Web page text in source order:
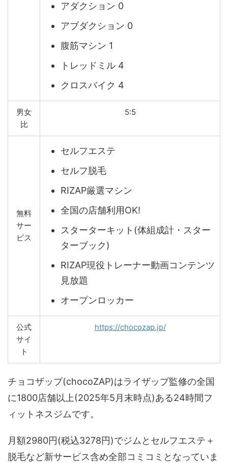
アダクション 0
アブダクション 0
腹筋マシン 1
トレッドミル 4
クロスバイク 4
男女
比
5:5
無料
サー
ビス
セルフエステ
セルフ脱毛
RIZAP厳選マシン
全国の店舗利用OK!
スターターキット(体組成計・スター
ターブック)
RIZAP現役トレーナー動画コンテンツ
見放題
オープンロッカー
公式
サイ
ト
https://chocozap.jp/
チョコザップ(chocoZAP)はライザップ監修の全国
に1800店舗以上(2025年5月末時点)ある24時間フ
ィットネスジムです。
月額2980円(税込3278円)でジムとセルフエステ＋
脱毛など新サービス含め全部コミコミとなっていま